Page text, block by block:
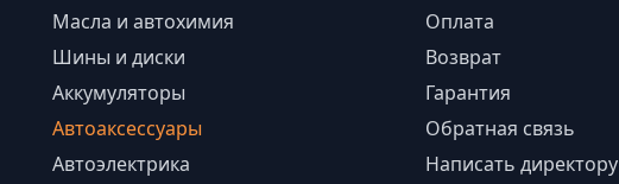
Масла и автохимия
Шины и диски
Аккумуляторы
Автоаксессуары
Автоэлектрика
Оплата
Возврат
Гарантия
Обратная связь
Написать директору